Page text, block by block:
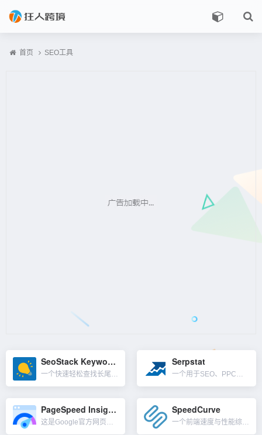
首页 SEO工具
SeoStack Keyword Tool
一个快速轻松查找长尾关键字的Chrome浏览器插件，它可以从多个不同的搜索引擎生成1000个低竞争、长尾关键词。SeoStack Keyword Tool 对于做长尾关键词优化，拓展词库非常有参考跟借...
Serpstat
一个用于SEO、PPC和内容营销的一体化工具，可完成从关键字研究到链接分析的所有工作。主要由五个模块组成：排名跟踪、反向链接分析、搜索引擎优化审核关键词研究和竞争对手的分析。Serpstat扩展了他们...
PageSpeed Insights
这是Google官方网页载入速度检测工具，可以分析页面载入的各个方面，包括资源、网络、DOM以及时间线等等信息。在线版本也有一个Chrome扩展，叫PageSpeed Insights，你可以从Chr...
SpeedCurve
一个前端速度与性能综合监控网站，专注于页面上最重要的性能指标，不仅仅是监控渲染和页面加载，还有跟踪从 Lighthouse 分数和 Core Web Vitals 到特定第三方和自定义指标的所有内容。...